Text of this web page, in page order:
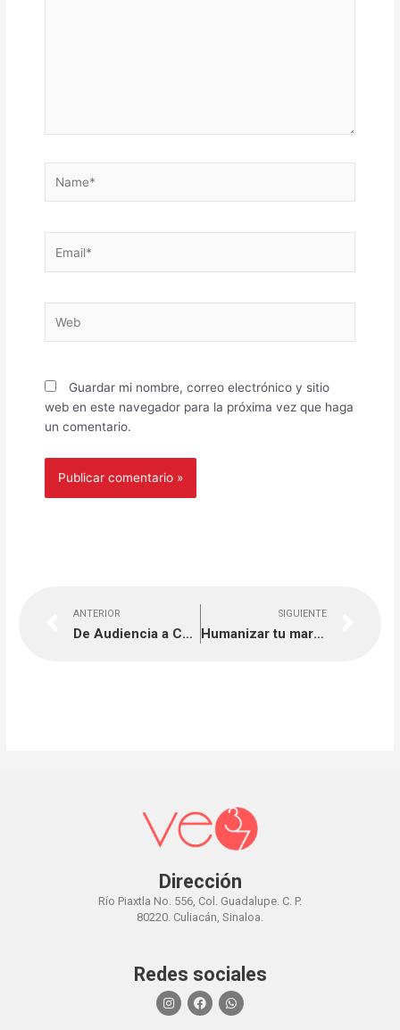
Guardar mi nombre, correo electrónico y sitio
web en este navegador para la próxima vez que haga
un comentario.
ANTERIOR
De Audiencia a Comunidad: Crece en Redes.
SIGUIENTE
Humanizar tu marca: conecta con tu audiencia de forma auténtica
Dirección
Río Piaxtla No. 556, Col. Guadalupe. C. P.
80220. Culiacán, Sinaloa.
Redes sociales
I
n
s
F
a
c
W
h
a